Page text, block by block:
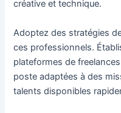
créative et technique.
Adoptez des stratégies
ces professionnels.
plateformes de
poste adaptées à des
talents disponibles